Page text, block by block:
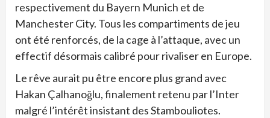
respectivement du Bayern Munich et de
Manchester City. Tous les compartiments de jeu
ont été renforcés, de la cage à l’attaque, avec un
effectif désormais calibré pour rivaliser en Europe.
Le rêve aurait pu être encore plus grand avec
Hakan Çalhanoğlu, finalement retenu par l’Inter
malgré l’intérêt insistant des Stambouliotes.